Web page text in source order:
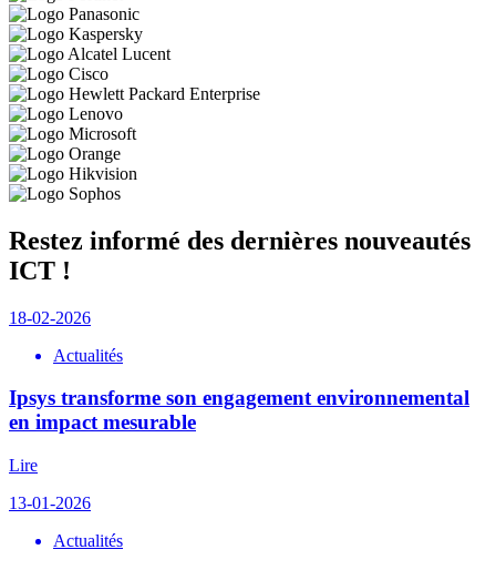
Restez informé des dernières nouveautés
ICT !
18-02-2026
Actualités
Ipsys transforme son engagement environnemental
en impact mesurable
Lire
13-01-2026
Actualités